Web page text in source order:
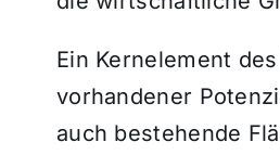
Ein Kernelement
vorhandener
auch bestehende